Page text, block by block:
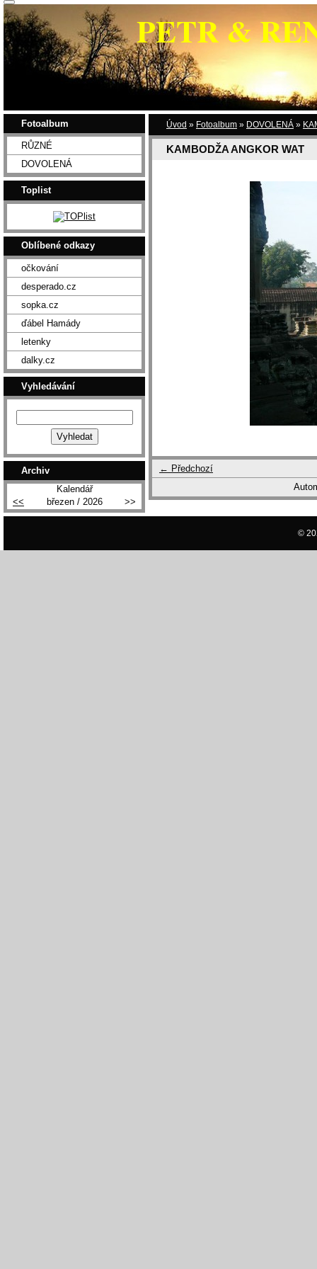
PETR &
Úvod » Fotoalbum » DOVOLENÁ »
KAMBODŽA ANGKOR WAT
← Předchozí
Fotoalbum
RŮZNÉ
DOVOLENÁ
Toplist
Oblíbené odkazy
očkování
desperado.cz
sopka.cz
ďábel Hamády
letenky
dalky.cz
Vyhledávání
Archiv
Kalendář
<<
březen / 2026 >>
©